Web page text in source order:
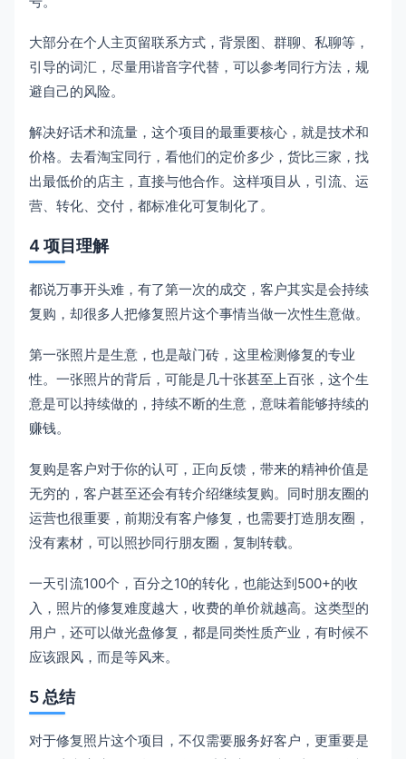
大部分在个人主页留联系方式，背景图、群聊、私聊等，
引导的词汇，尽量用谐音字代替，可以参考同行方法，规
避自己的风险。
解决好话术和流量，这个项目的最重要核心，就是技术和
价格。去看淘宝同行，看他们的定价多少，货比三家，找
出最低价的店主，直接与他合作。这样项目从，引流、运
营、转化、交付，都标准化可复制化了。
4 项目理解
都说万事开头难，有了第一次的成交，客户其实是会持续
复购，却很多人把修复照片这个事情当做一次性生意做。
第一张照片是生意，也是敲门砖，这里检测修复的专业
性。一张照片的背后，可能是几十张甚至上百张，这个生
意是可以持续做的，持续不断的生意，意味着能够持续的
赚钱。
复购是客户对于你的认可，正向反馈，带来的精神价值是
无穷的，客户甚至还会有转介绍继续复购。同时朋友圈的
运营也很重要，前期没有客户修复，也需要打造朋友圈，
没有素材，可以照抄同行朋友圈，复制转载。
一天引流100个，百分之10的转化，也能达到500+的收
入，照片的修复难度越大，收费的单价就越高。这类型的
用户，还可以做光盘修复，都是同类性质产业，有时候不
应该跟风，而是等风来。
5 总结
对于修复照片这个项目，不仅需要服务好客户，更重要是